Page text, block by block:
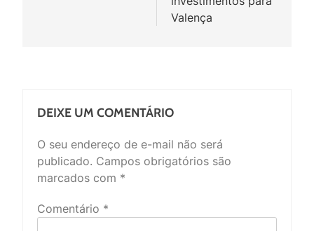
Valença
DEIXE UM COMENTÁRIO
O seu endereço de e-mail não será
publicado. Campos obrigatórios são
marcados com *
Comentário *